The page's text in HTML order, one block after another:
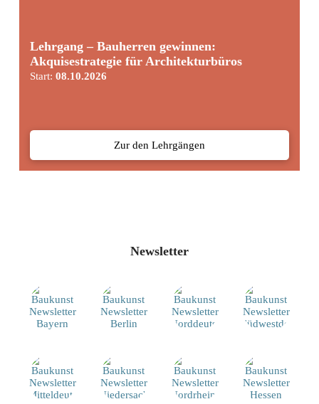
Lehrgang – Bauherren gewinnen:
Akquisestrategie für Architekturbüros
Start: 08.10.2026
Zur den Lehrgängen
Newsletter